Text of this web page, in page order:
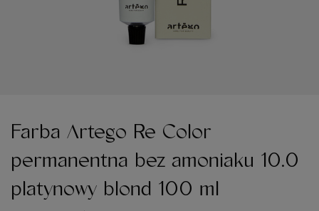
Farba Artego Re Color
permanentna bez amoniaku 10.0
platynowy blond 100 ml